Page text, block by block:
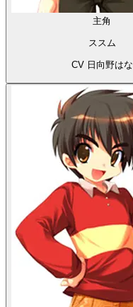
主角
ススム
CV 日向野はな